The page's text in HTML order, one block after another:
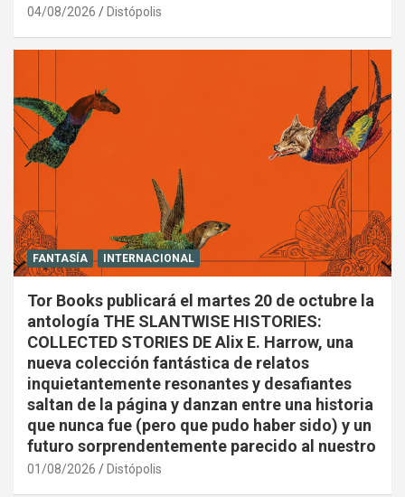
04/08/2026 Distópolis
FANTASÍA INTERNACIONAL
Tor Books publicará el martes 20 de octubre la
antología THE SLANTWISE HISTORIES:
COLLECTED STORIES DE Alix E. Harrow, una
nueva colección fantástica de relatos
inquietantemente resonantes y desafiantes
saltan de la página y danzan entre una historia
que nunca fue (pero que pudo haber sido) y un
futuro sorprendentemente parecido al nuestro
01/08/2026 Distópolis